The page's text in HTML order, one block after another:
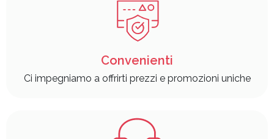
Convenienti
Ci impegniamo a offrirti prezzi e promozioni uniche